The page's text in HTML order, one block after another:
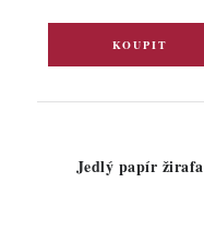
Jedlý papír žirafa